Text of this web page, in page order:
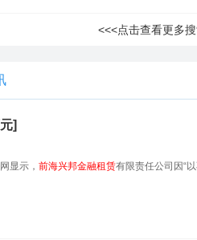
<<<点击查看更多
]
显示， 前海兴邦金融租赁有限责任公司因“